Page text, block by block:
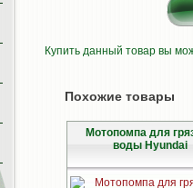
Купить данный товар вы
Похожие товары
Мотопомпа для
воды Hyundai